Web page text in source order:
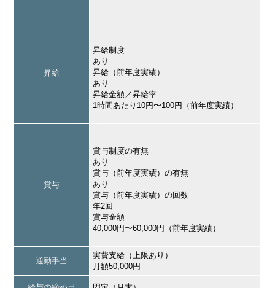
昇給
昇給制度
あり
昇給（前年度実績）
あり
昇給金額／昇給率
1時間あたり10円〜100円（前年度実績）
賞与
賞与制度の有無
あり
賞与（前年度実績）の有無
あり
賞与（前年度実績）の回数
年2回
賞与金額
40,000円〜60,000円（前年度実績）
通勤手当
実費支給（上限あり）
月額50,000円